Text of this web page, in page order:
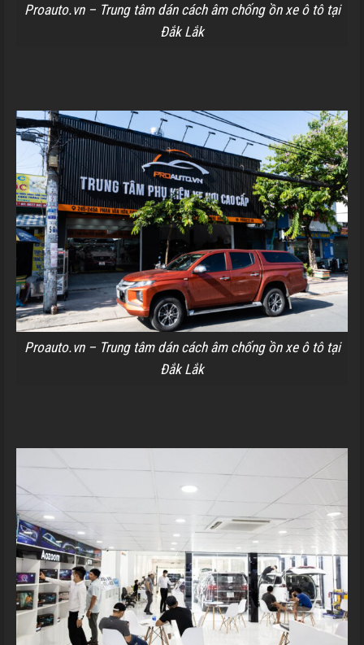
Proauto.vn – Trung tâm dán cách âm chống ồn xe ô tô tại
Đắk Lắk
Proauto.vn – Trung tâm dán cách âm chống ồn xe ô tô tại
Đắk Lắk